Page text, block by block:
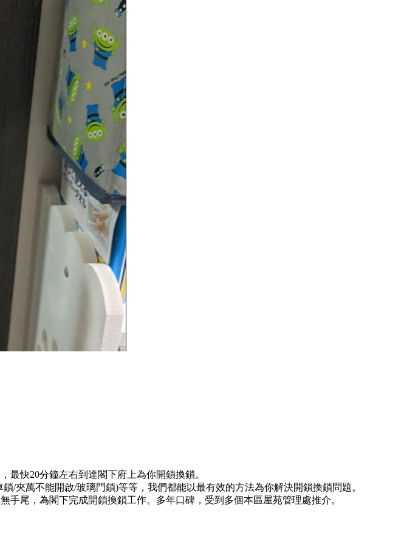
最快20分鐘左右到達閣下府上為你開鎖換鎖。
/夾萬不能開啟/玻璃門鎖)等等，我們都能以最有效的方法為你解決開鎖換鎖問題。
尾，為閣下完成開鎖換鎖工作。多年口碑，受到多個本區屋苑管理處推介。